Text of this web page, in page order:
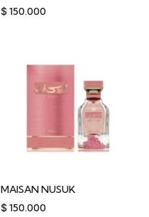
$150.000
MAISAN NUSUK
$150.000